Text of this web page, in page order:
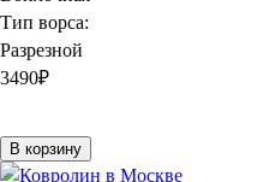
Тип ворса:
Разрезной
3490₽
В корзину